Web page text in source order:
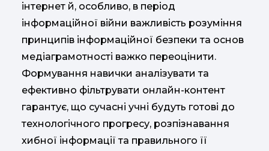
інтернет й, особливо, в період
інформаційної війни важливість розуміння
принципів інформаційної безпеки та основ
медіаграмотності важко переоцінити.
Формування навички аналізувати та
ефективно фільтрувати онлайн-контент
гарантує, що сучасні учні будуть готові до
технологічного прогресу, розпізнавання
хибної інформації та правильного її